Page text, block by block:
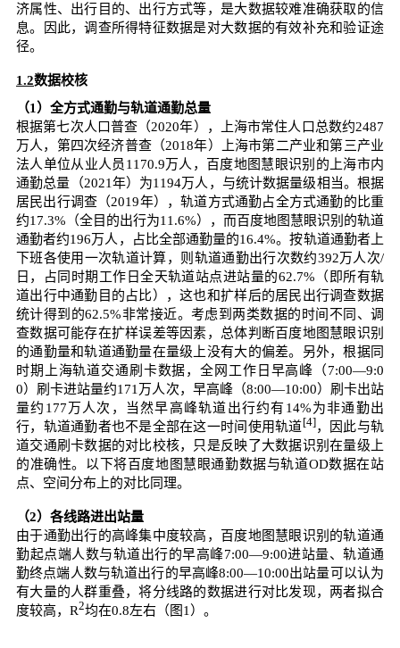
济属性、出行目的、出行方式等，是大数据较难准确获取的信
息。因此，调查所得特征数据是对大数据的有效补充和验证途
径。
1.2数据校核
（1）全方式通勤与轨道通勤总量
根据第七次人口普查（2020年），上海市常住人口总数约2487
万人，第四次经济普查（2018年）上海市第二产业和第三产业
法人单位从业人员1170.9万人，百度地图慧眼识别的上海市内
通勤总量（2021年）为1194万人，与统计数据量级相当。根据
居民出行调查（2019年），轨道方式通勤占全方式通勤的比重
约17.3%（全目的出行为11.6%），而百度地图慧眼识别的轨道
通勤者约196万人，占比全部通勤量的16.4%。按轨道通勤者上
下班各使用一次轨道计算，则轨道通勤出行次数约392万人次/
日，占同时期工作日全天轨道站点进站量的62.7%（即所有轨
道出行中通勤目的占比），这也和扩样后的居民出行调查数据
统计得到的62.5%非常接近。考虑到两类数据的时间不同、调
查数据可能存在扩样误差等因素，总体判断百度地图慧眼识别
的通勤量和轨道通勤量在量级上没有大的偏差。另外，根据同
时期上海轨道交通刷卡数据，全网工作日早高峰（7:00—9:0
0）刷卡进站量约171万人次，早高峰（8:00—10:00）刷卡出站
量约177万人次，当然早高峰轨道出行约有14%为非通勤出
行，轨道通勤者也不是全部在这一时间使用轨道[4]，因此与轨
道交通刷卡数据的对比校核，只是反映了大数据识别在量级上
的准确性。以下将百度地图慧眼通勤数据与轨道OD数据在站
点、空间分布上的对比同理。
（2）各线路进出站量
由于通勤出行的高峰集中度较高，百度地图慧眼识别的轨道通
勤起点端人数与轨道出行的早高峰7:00—9:00进站量、轨道通
勤终点端人数与轨道出行的早高峰8:00—10:00出站量可以认为
有大量的人群重叠，将分线路的数据进行对比发现，两者拟合
度较高，R2均在0.8左右（图1）。